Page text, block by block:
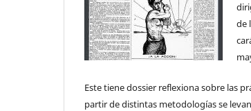
de
Este tiene dossier reflexiona sobre las
partir de distintas metodologías se